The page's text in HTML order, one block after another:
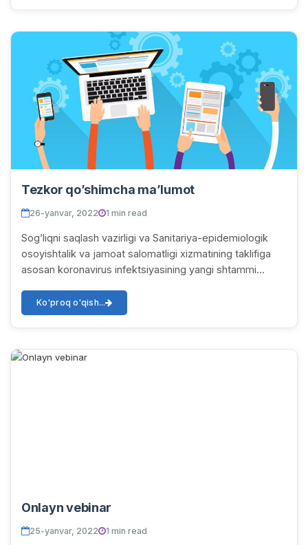
Tezkor qoʼshimcha maʼlumot
26-yanvar, 2022 1 min read
Sogʼliqni saqlash vazirligi va Sanitariya-epidemiologik
osoyishtalik va jamoat salomatligi xizmatining taklifiga
asosan koronavirus infektsiyasining yangi shtammi
Ko'proq o'qish...
Onlayn vebinar
25-yanvar, 2022 1 min read